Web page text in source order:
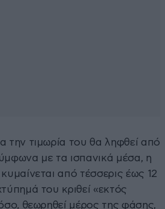
την τιμωρία του θα ληφθεί από
με τα ισπανικά μέσα, η
από τέσσερις έως 12
του κριθεί «εκτός
θεωρηθεί μέρος της φάσης,